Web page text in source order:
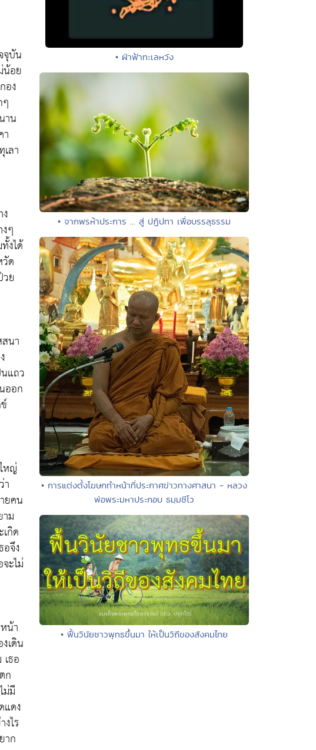
จุบัน
น้อย
อง
าน
ลา
ๆ
งได้
ด
ย
นา
แถว
ออก
หญ่
ยคน
ม
กิด
จึง
ะไม่
น้า
เดิน
ธอ
ก
ม่มี
แดง
ไร
าก
• ฝ่าฟ้าทะเลหวัง
• จากพรห้าประการ ... สู่ ปฏิปทา เพื่อบรรลุธรรม
• การแต่งตั้งโฆษกทำหน้าที่ประกาศข่าวทางศาสนา - หลวง
พ่อพระมหาประกอบ ธมฺมชีโว
• ฟื้นวินัยชาวพุทธขึ้นมา ให้เป็นวิถีของสังคมไทย